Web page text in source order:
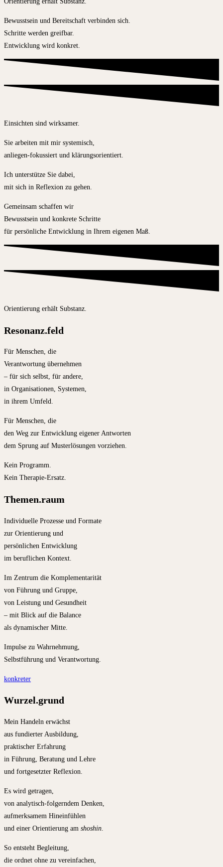
Bewusstsein und Bereitschaft verbinden sich.
Schritte werden greifbar.
Entwicklung wird konkret.
Einsichten sind wirksamer.
Sie arbeiten mit mir systemisch,
anliegen-fokussiert und klärungsorientiert.
Ich unterstütze Sie dabei,
mit sich in Reflexion zu gehen.
Gemeinsam schaffen wir
Bewusstsein und konkrete Schritte
für persönliche Entwicklung in Ihrem eigenen Maß.
Orientierung erhält Substanz.​
Resonanz.feld
Für Menschen, die
Verantwortung übernehmen
– für sich selbst, für andere,
in Organisationen, Systemen,
in ihrem Umfeld.
Für Menschen, die
den Weg zur Entwicklung eigener Antworten
dem Sprung auf Musterlösungen vorziehen.
Kein Programm.
Kein Therapie-Ersatz.
Themen.raum
Individuelle Prozesse und Formate
zur Orientierung und
persönlichen Entwicklung
im beruflichen Kontext.
Im Zentrum die Komplementarität
von Führung und Gruppe,
von Leistung und Gesundheit
– mit Blick auf die Balance
als dynamischer Mitte.
Impulse zu Wahrnehmung,
Selbstführung und Verantwortung.
konkreter
Wurzel.grund
Mein Handeln erwächst
aus fundierter Ausbildung,
praktischer Erfahrung
in Führung, Beratung und Lehre
und fortgesetzter Reflexion.
Es wird getragen,
von analytisch-folgerndem Denken,
aufmerksamem Hineinfühlen
und einer Orientierung am shoshin
So entsteht Begleitung,
die ordnet ohne zu vereinfachen,